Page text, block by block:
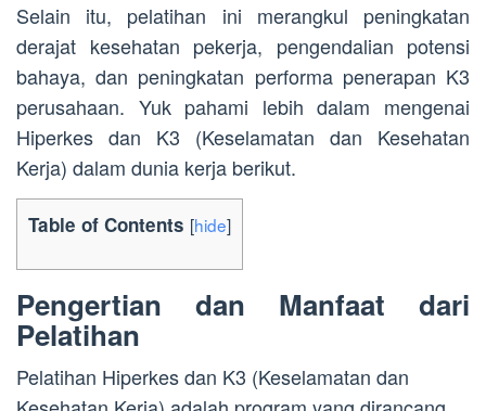
Selain itu, pelatihan ini merangkul peningkatan
derajat kesehatan pekerja, pengendalian potensi
bahaya, dan peningkatan performa penerapan K3
perusahaan. Yuk pahami lebih dalam mengenai
Hiperkes dan K3 (Keselamatan dan Kesehatan
Kerja) dalam dunia kerja berikut.
Table of Contents [hide]
Pengertian dan Manfaat dari
Pelatihan
Pelatihan Hiperkes dan K3 (Keselamatan dan